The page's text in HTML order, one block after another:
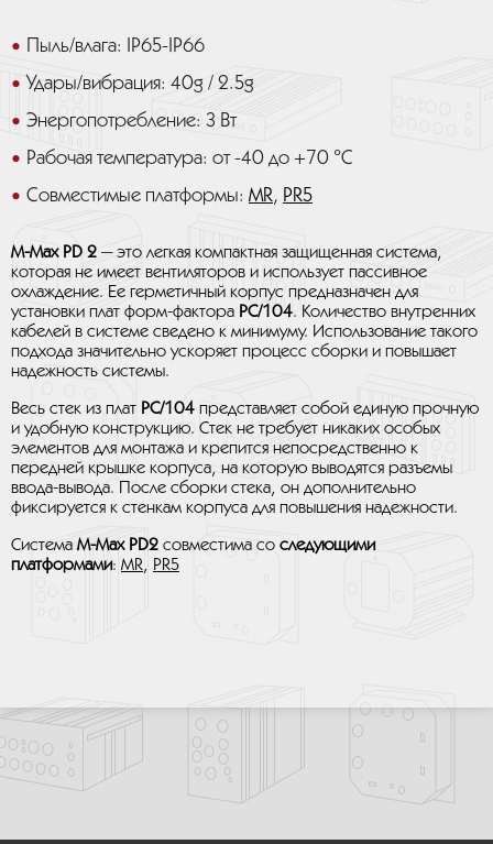
Пыль/влага: IP65-IP66
Удары/вибрация: 40g / 2.5g
Энергопотребление: 3 Вт
Рабочая температура: от -40 до +70 °C
Совместимые платформы: MR, PR5
M-Max PD 2 — это легкая компактная защищенная система,
которая не имеет вентиляторов и использует пассивное
охлаждение. Ее герметичный корпус предназначен для
установки плат форм-фактора PC/104. Количество внутренних
кабелей в системе сведено к минимуму. Использование такого
подхода значительно ускоряет процесс сборки и повышает
надежность системы.
Весь стек из плат PC/104 представляет собой единую прочную
и удобную конструкцию. Стек не требует никаких особых
элементов для монтажа и крепится непосредственно к
передней крышке корпуса, на которую выводятся разъемы
ввода-вывода. После сборки стека, он дополнительно
фиксируется к стенкам корпуса для повышения надежности.
Система M-Max PD2 совместима со следующими
платформами: MR, PR5